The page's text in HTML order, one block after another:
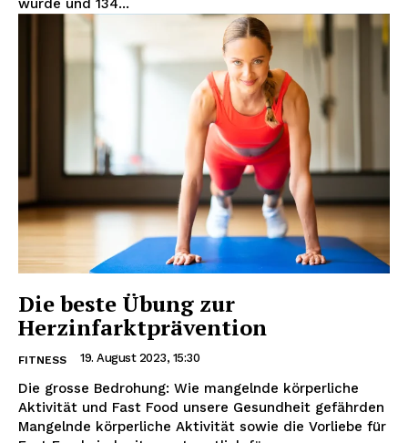
wurde und 134...
Die beste Übung zur
Herzinfarktprävention
FITNESS 19. August 2023, 15:30
Die grosse Bedrohung: Wie mangelnde körperliche
Aktivität und Fast Food unsere Gesundheit gefährden
Mangelnde körperliche Aktivität sowie die Vorliebe für